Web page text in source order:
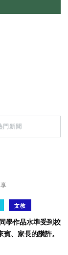
門新聞
文教
學作品水準受到校
、家長的讚許。